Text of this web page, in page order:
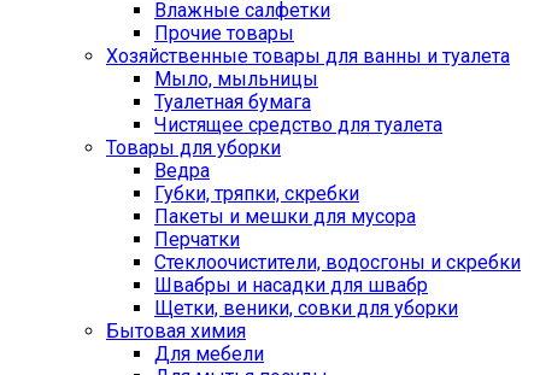
Влажные салфетки
Прочие товары
Хозяйственные товары для ванны и туалета
Мыло, мыльницы
Туалетная бумага
Чистящее средство для туалета
Товары для уборки
Ведра
Губки, тряпки, скребки
Пакеты и мешки для мусора
Перчатки
Стеклоочистители, водосгоны и скребки
Швабры и насадки для швабр
Щетки, веники, совки для уборки
Бытовая химия
Для мебели